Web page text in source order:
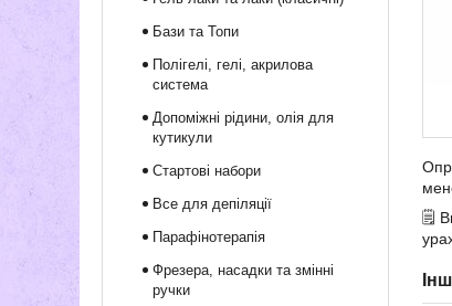
🗒
Бази та Топи
Полігелі, гелі, акрилова
система
Допоміжні рідини, олія для
кутикули
Стартові набори
Все для депіляції
Парафінотерапія
Фрезера, насадки та змінні
ручки